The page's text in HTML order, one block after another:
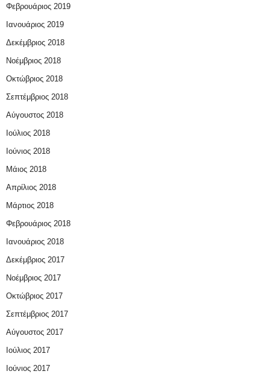
Φεβρουάριος 2019
Ιανουάριος 2019
Δεκέμβριος 2018
Νοέμβριος 2018
Οκτώβριος 2018
Σεπτέμβριος 2018
Αύγουστος 2018
Ιούλιος 2018
Ιούνιος 2018
Μάιος 2018
Απρίλιος 2018
Μάρτιος 2018
Φεβρουάριος 2018
Ιανουάριος 2018
Δεκέμβριος 2017
Νοέμβριος 2017
Οκτώβριος 2017
Σεπτέμβριος 2017
Αύγουστος 2017
Ιούλιος 2017
Ιούνιος 2017